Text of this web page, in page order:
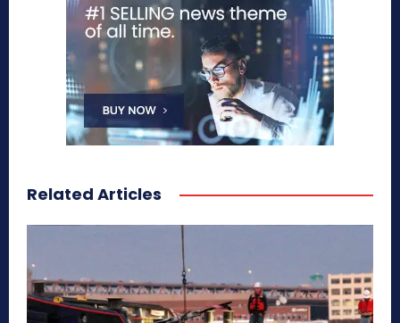
Related Articles